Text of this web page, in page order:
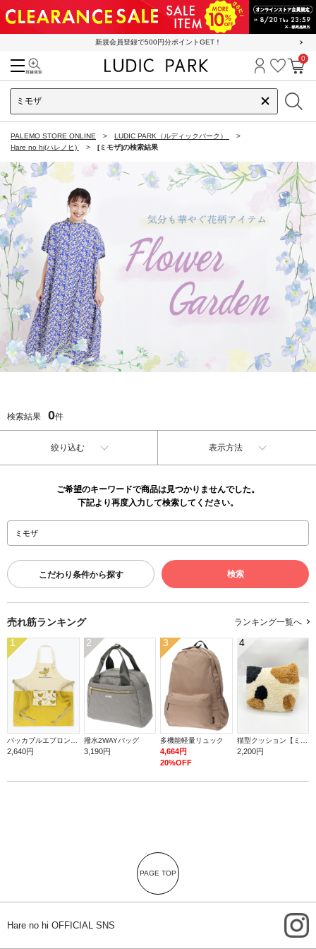
新規会員登録で500円分ポイントGET！
ログイン
お気に
カ
0
PALEMO STORE ONLINE
LUDIC PARK（ルディックパーク）
Hare no hi(ハレノヒ)
[ミモザ]の検索結果
検索結果 0件
絞り込む 表示方法
ご希望のキーワードで商品は見つかりませんでした。
下記より再度入力して検索してください。
こだわり条件から探す
売れ筋ランキング ランキング一覧へ
1
パッカブルエプロン【バナナ】
2,640円
2
撥水2WAYバッグ
3,190円
3
多機能軽量リュック
4,664円
20%OFF
4
猫型クッション【ミケ】
2,200円
PAGE TOP
Hare no hi OFFICIAL SNS